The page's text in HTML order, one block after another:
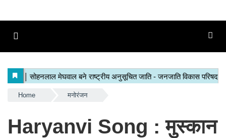
Home मनोरंजन
Haryanvi Song : मुस्कान